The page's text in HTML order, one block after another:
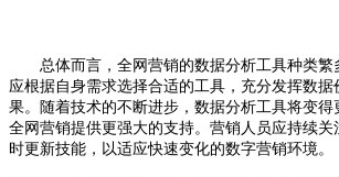
总体而言，全网营销的数据分析工具种类繁
应根据自身需求选择合适的工具，充分发挥数据
果。随着技术的不断进步，数据分析工具将变得
全网营销提供更强大的支持。营销人员应持续关
时更新技能，以适应快速变化的数字营销环境。